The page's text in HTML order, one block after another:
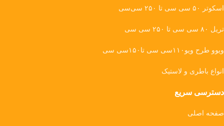
اسکوتر ۵۰ سی سی تا ۲۵۰ سی‌سی
تریل ۸۰ سی سی تا ۲۵۰ سی سی
ویوو طرح ویو۱۱۰سی سی تا۱۵۰سی سی
انواع باطری و لاستیک
دسترسی سریع
صفحه اصلی